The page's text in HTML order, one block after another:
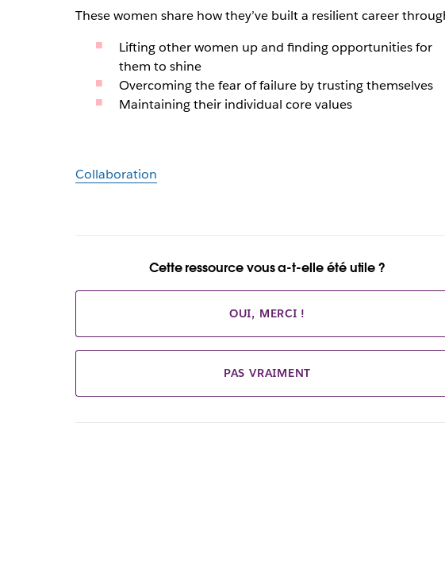
These women share how they’ve built a resilient career
Lifting other women up and finding opportunities for
them to shine
Overcoming the fear of failure by trusting themselves
Maintaining their individual core values
Collaboration
Cette ressource vous a-t-elle été utile ?
OUI, MERCI !
PAS VRAIMENT